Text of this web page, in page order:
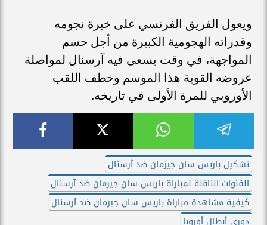
ويعول الفريق الفرنسي على خبرة نجومه
وقدراته الهجومية الكبيرة من أجل حسم
المواجهة، في وقت يسعى فيه آرسنال لمواصلة
عروضه القوية هذا الموسم وخطف اللقب
الأوروبي للمرة الأولى في تاريخه.
تشكيل باريس سان جيرمان ضد آرسنال
القنوات الناقلة لمباراة باريس سان جيرمان ضد آرسنال
كيفية مشاهدة مباراة باريس سان جيرمان ضد آرسنال
دوري أبطال أوروبا